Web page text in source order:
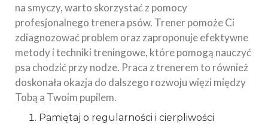
na smyczy, warto skorzystać z pomocy
profesjonalnego trenera psów. Trener pomoże Ci
zdiagnozować problem oraz zaproponuje efektywne
metody i techniki treningowe, które pomogą nauczyć
psa chodzić przy nodze. Praca z trenerem to również
doskonała okazja do dalszego rozwoju więzi między
Tobą a Twoim pupilem.
Pamiętaj o regularności i cierpliwości